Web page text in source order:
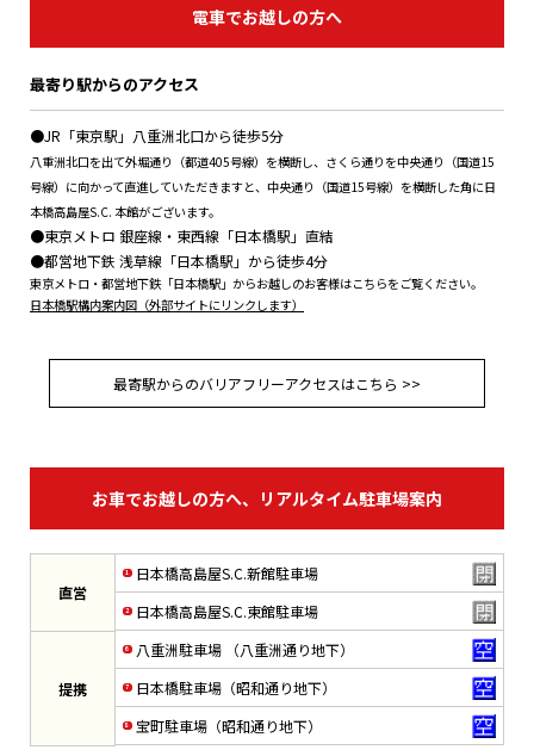
電車でお越しの方へ
最寄り駅からのアクセス
●JR「東京駅」八重洲北口から徒歩5分
八重洲北口を出て外堀通り（都道405号線）を横断し、さくら通りを中央通り（国道15
号線）に向かって直進していただきますと、中央通り（国道15号線）を横断した角に日
本橋高島屋S.C. 本館がございます。
●東京メトロ 銀座線・東西線「日本橋駅」直結
●都営地下鉄 浅草線「日本橋駅」から徒歩4分
東京メトロ・都営地下鉄「日本橋駅」からお越しのお客様はこちらをご覧ください。
日本橋駅構内案内図（外部サイトにリンクします）
最寄駅からのバリアフリーアクセスはこちら >>
お車でお越しの方へ、リアルタイム駐車場案内
直営
日本橋高島屋S.C.新館駐車場
日本橋高島屋S.C.東館駐車場
提携
八重洲駐車場 （八重洲通り地下）
日本橋駐車場（昭和通り地下）
宝町駐車場（昭和通り地下）